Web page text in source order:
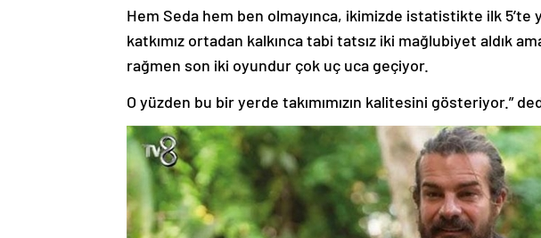
Hem Seda hem ben olmayınca, ikimizde istatistikte ilk 5’te
katkımız ortadan kalkınca tabi tatsız iki mağlubiyet aldık
rağmen son iki oyundur çok uç uca geçiyor.
O yüzden bu bir yerde takımımızın kalitesini gösteriyor.”